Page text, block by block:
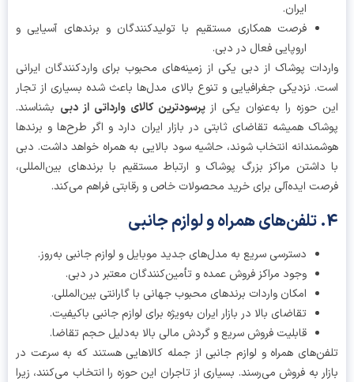
فرصت همکاری مستقیم با تولیدکنندگان و برندهای آسیایی و
اروپایی فعال در دبی.
پوشاک از دبی یکی از زمینه‌های محبوب برای واردکنندگان ایرانی
نزدیکی جغرافیایی و تنوع بالای مدل‌ها باعث شده بسیاری از تجار
حوزه را به‌عنوان یکی ازپرسودترین کالای وارداتی از دبیبشناسند.
همیشه تقاضای ثابتی در بازار ایران دارد و اگر طرح‌ها و برندها
انتخاب شوند، حاشیه سود بالایی به همراه خواهد داشت. دبی
مراکز بزرگ پوشاک و ارتباط مستقیم با برندهای بین‌المللی،
ایده‌آلی برای خرید محصولات خاص و رقابتی فراهم می‌کند.
دسترسی سریع به مدل‌های جدید موبایل و لوازم جانبی به‌روز.
وجود مراکز فروش عمده و تأمین‌کنندگان معتبر در دبی.
امکان واردات برندهای محبوب جهانی با گارانتی بین‌المللی.
تقاضای بالا در بازار ایران به‌ویژه برای لوازم جانبی باکیفیت.
قابلیت فروش سریع و گردش مالی بالا به‌دلیل حجم تقاضا.
همراه و لوازم جانبی از جمله کالاهایی هستند که به سرعت در
به فروش می‌رسند. بسیاری از تاجران این حوزه را انتخاب می‌کنند، زیرا